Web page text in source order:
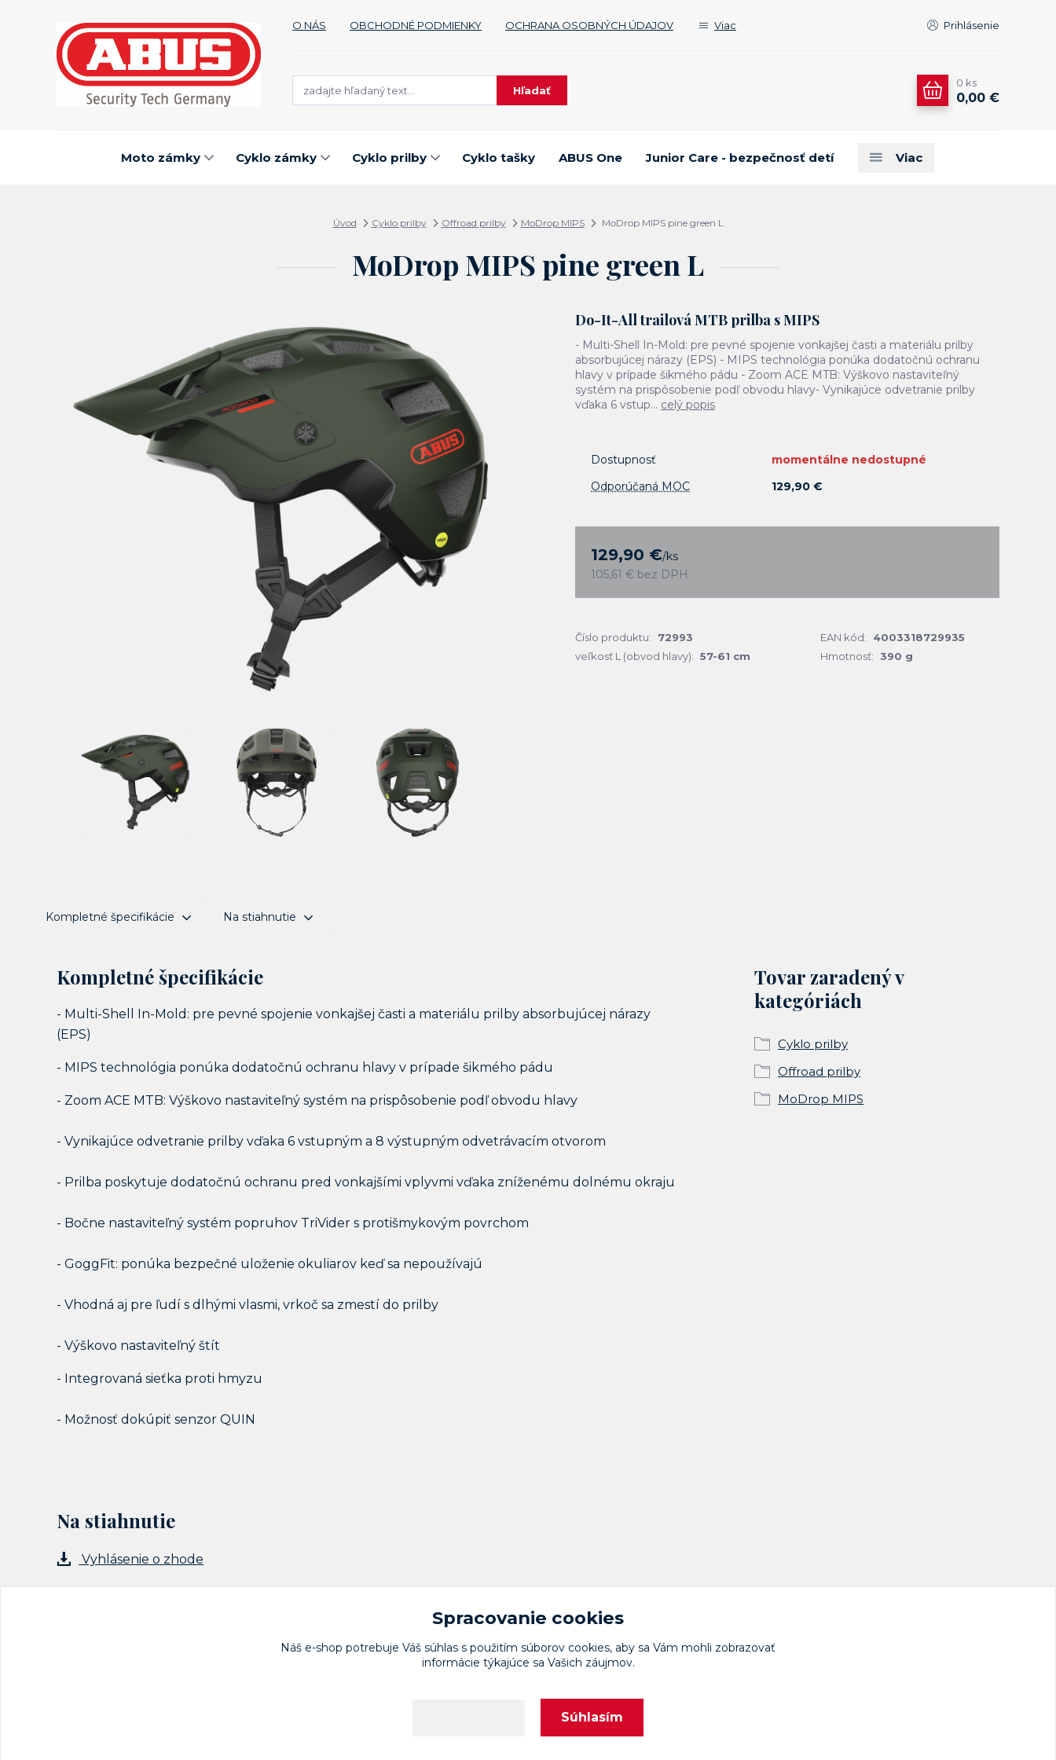
O NÁS OBCHODNÉ PODMIENKY OCHRANA OSOBNÝCH ÚDAJOV Viac Prihlásenie
Hľadať
0 ks
0,00 €
Moto zámky Cyklo zámky Cyklo prilby Cyklo tašky ABUS One Junior Care - bezpečnosť detí Viac
Úvod Cyklo prilby Offroad prilby MoDrop MIPS MoDrop MIPS pine green L
MoDrop MIPS pine green L
Do-It-All trailová MTB prilba s MIPS
- Multi-Shell In-Mold: pre pevné spojenie vonkajšej časti a materiálu prilby
absorbujúcej nárazy (EPS) - MIPS technológia ponúka dodatočnú ochranu
hlavy v prípade šikmého pádu - Zoom ACE MTB: Výškovo nastaviteľný
systém na prispôsobenie podľ obvodu hlavy- Vynikajúce odvetranie prilby
vďaka 6 vstup... celý popis
Dostupnosť
momentálne nedostupné
Odporúčaná MOC
129,90 €
129,90 €/ks
105,61 € bez DPH
Číslo produktu: 72993 EAN kód:
4003318729935
veľkosť L (obvod hlavy): 57-61 cm Hmotnosť: 390 g
Kompletné špecifikácie Na stiahnutie
Kompletné špecifikácie
- Multi-Shell In-Mold: pre pevné spojenie vonkajšej časti a materiálu prilby absorbujúcej nárazy
(EPS)
- MIPS technológia ponúka dodatočnú ochranu hlavy v prípade šikmého pádu
- Zoom ACE MTB: Výškovo nastaviteľný systém na prispôsobenie podľ obvodu hlavy
- Vynikajúce odvetranie prilby vďaka 6 vstupným a 8 výstupným odvetrávacím otvorom
- Prilba poskytuje dodatočnú ochranu pred vonkajšími vplyvmi vďaka zníženému dolnému okraju
- Bočne nastaviteľný systém popruhov TriVider s protišmykovým povrchom
- GoggFit: ponúka bezpečné uloženie okuliarov keď sa nepoužívajú
- Vhodná aj pre ľudí s dlhými vlasmi, vrkoč sa zmestí do prilby
- Výškovo nastaviteľný štít
- Integrovaná sieťka proti hmyzu
- Možnosť dokúpiť senzor QUIN
Tovar zaradený v
kategóriách
Cyklo prilby
Offroad prilby
MoDrop MIPS
Na stiahnutie
Vyhlásenie o zhode
Spracovanie cookies
Náš e-shop potrebuje Váš súhlas s použitím súborov cookies, aby sa Vám mohli zobrazovať
informácie týkajúce sa Vašich záujmov.
Súhlasím